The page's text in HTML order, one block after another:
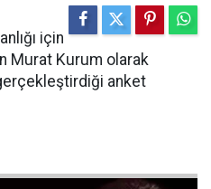
için
Murat Kurum olarak
anket